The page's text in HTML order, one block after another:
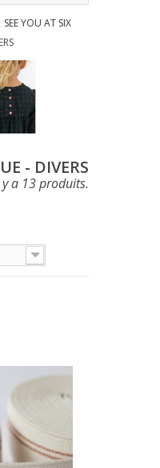
SEE YOU AT SIX
- DIVERS
a 13 produits.